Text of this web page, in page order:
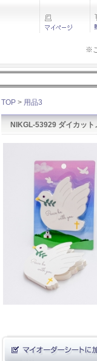
※
TOP > 用品3
NIKGL-53929 ダイカット